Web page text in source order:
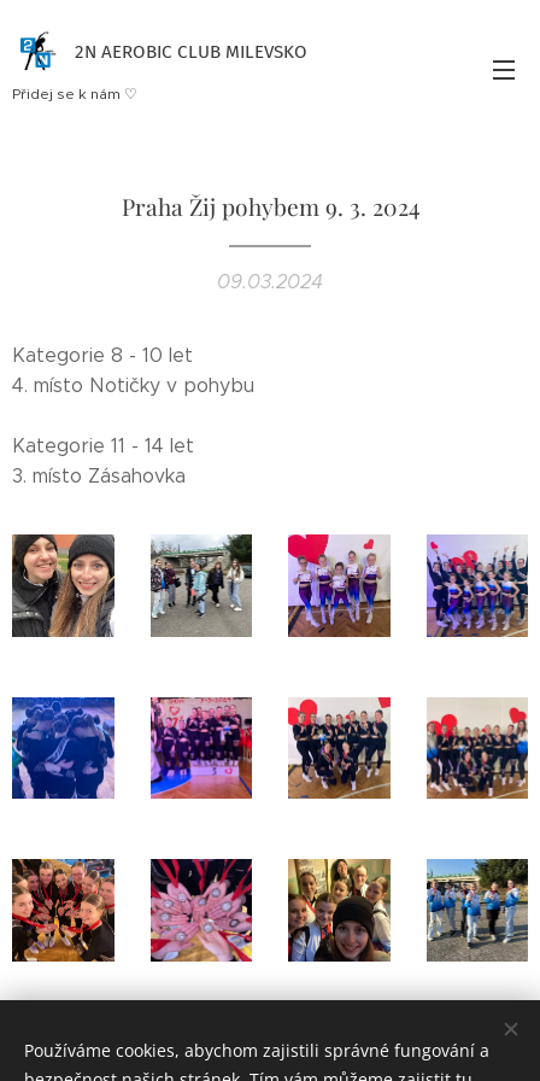
2N AEROBIC CLUB MILEVSKO
Přidej se k nám ♡
Praha Žij pohybem 9. 3. 2024
09.03.2024
Kategorie 8 - 10 let
4. místo Notičky v pohybu
Kategorie 11 - 14 let
3. místo Zásahovka
Používáme cookies, abychom zajistili správné fungování a